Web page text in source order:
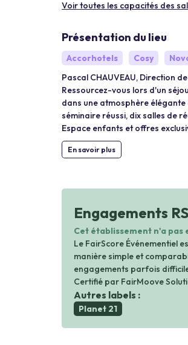
Voir toutes les capacités des
Présentation du lieu
Accorhotels Cosy
Pascal CHAUVEAU, Direction
Ressourcez-vous lors d'un
dans une atmosphère
séminaire réussi, dix salles de
Espace enfants et offres
En savoir plus
Engagements
Cet établissement n'a pas
Le FairScore Événementiel
manière simple et
engagements parfois
Certifié par FairMoove
Autres labels :
Planet 21